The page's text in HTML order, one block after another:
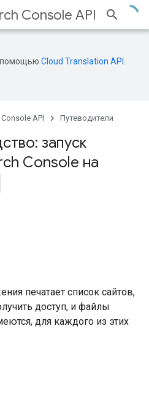
Console API
помощью Cloud Translation API
API Путеводители
запуск
Console на
печатает список сайтов,
доступ, и файлы
для каждого из этих